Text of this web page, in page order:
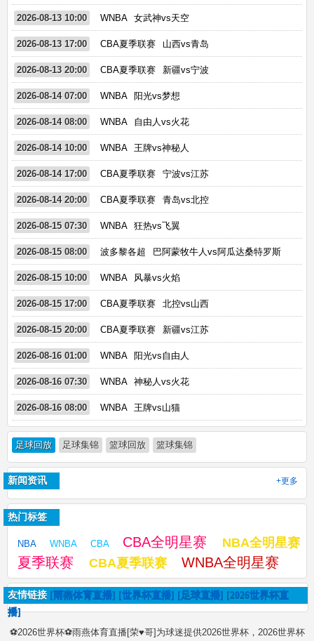
2026-08-13 10:00 WNBA 女武神vs天空
2026-08-13 17:00 CBA夏季联赛 山西vs青岛
2026-08-13 20:00 CBA夏季联赛 新疆vs宁波
2026-08-14 07:00 WNBA 阳光vs梦想
2026-08-14 08:00 WNBA 自由人vs火花
2026-08-14 10:00 WNBA 王牌vs神秘人
2026-08-14 17:00 CBA夏季联赛 宁波vs江苏
2026-08-14 20:00 CBA夏季联赛 青岛vs北控
2026-08-15 07:30 WNBA 狂热vs飞翼
2026-08-15 08:00 波多黎各超 巴阿蒙牧牛人vs阿瓜达桑特罗斯
2026-08-15 10:00 WNBA 风暴vs火焰
2026-08-15 17:00 CBA夏季联赛 北控vs山西
2026-08-15 20:00 CBA夏季联赛 新疆vs江苏
2026-08-16 01:00 WNBA 阳光vs自由人
2026-08-16 07:30 WNBA 神秘人vs火花
2026-08-16 08:00 WNBA 王牌vs山猫
足球回放 足球集锦 篮球回放 篮球集锦
新闻资讯 +更多
热门标签
NBA WNBA CBA CBA全明星赛 NBA全明星赛
夏季联赛 CBA夏季联赛 WNBA全明星赛
友情链接 [雨燕体育直播] [世界杯直播] [足球直播]
[2026世界杯直
播]
⚽2026世界杯⚽雨燕体育直播[荣♥哥]为球迷提供2026世界杯，2026世界杯